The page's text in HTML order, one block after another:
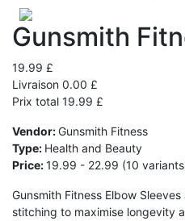
Gunsmith
19.99 £
Livraison 0.00 £
Prix total 19.99 £
Vendor:Gunsmith Fitness
Type: Health and Beauty
Price:19.99 - 22.99 (10
Gunsmith Fitness Elbow
stitching to maximise longevity